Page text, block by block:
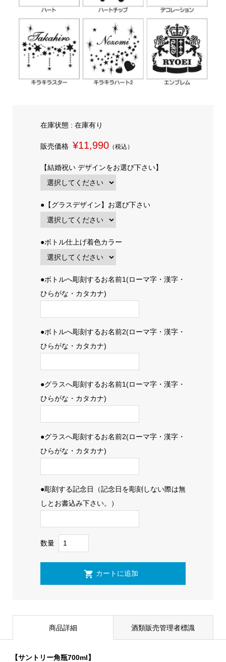
在庫状態 : 在庫有り
販売価格 ¥11,990（税込）
【結婚祝い デザインをお選び下さい】
●【グラスデザイン】お選び下さい
●ボトル仕上げ着色カラー
●ボトルへ彫刻するお名前1(ローマ字・漢字・
ひらがな・カタカナ)
●ボトルへ彫刻するお名前2(ローマ字・漢字・
ひらがな・カタカナ)
●グラスへ彫刻するお名前1(ローマ字・漢字・
ひらがな・カタカナ)
●グラスへ彫刻するお名前2(ローマ字・漢字・
ひらがな・カタカナ)
●彫刻する記念日（記念日を彫刻しない際は無
しとお書込み下さい。）
数量
商品詳細 酒類販売管理者標識
【サントリー角瓶700ml】